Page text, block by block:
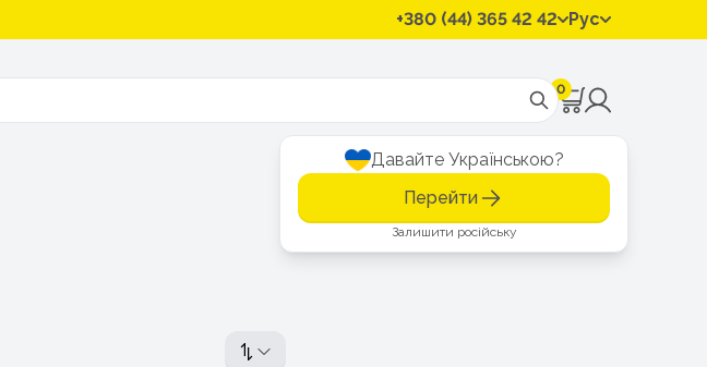
+380 (44) 365 42 42 Рус
0
Давайте Українською?
Перейти
Залишити російську